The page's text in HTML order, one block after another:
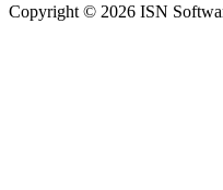
Copyright © 2026 ISN